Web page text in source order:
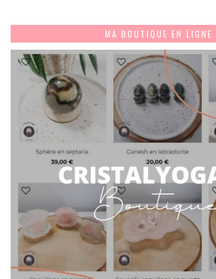
MA BOUTIQUE EN LIGNE